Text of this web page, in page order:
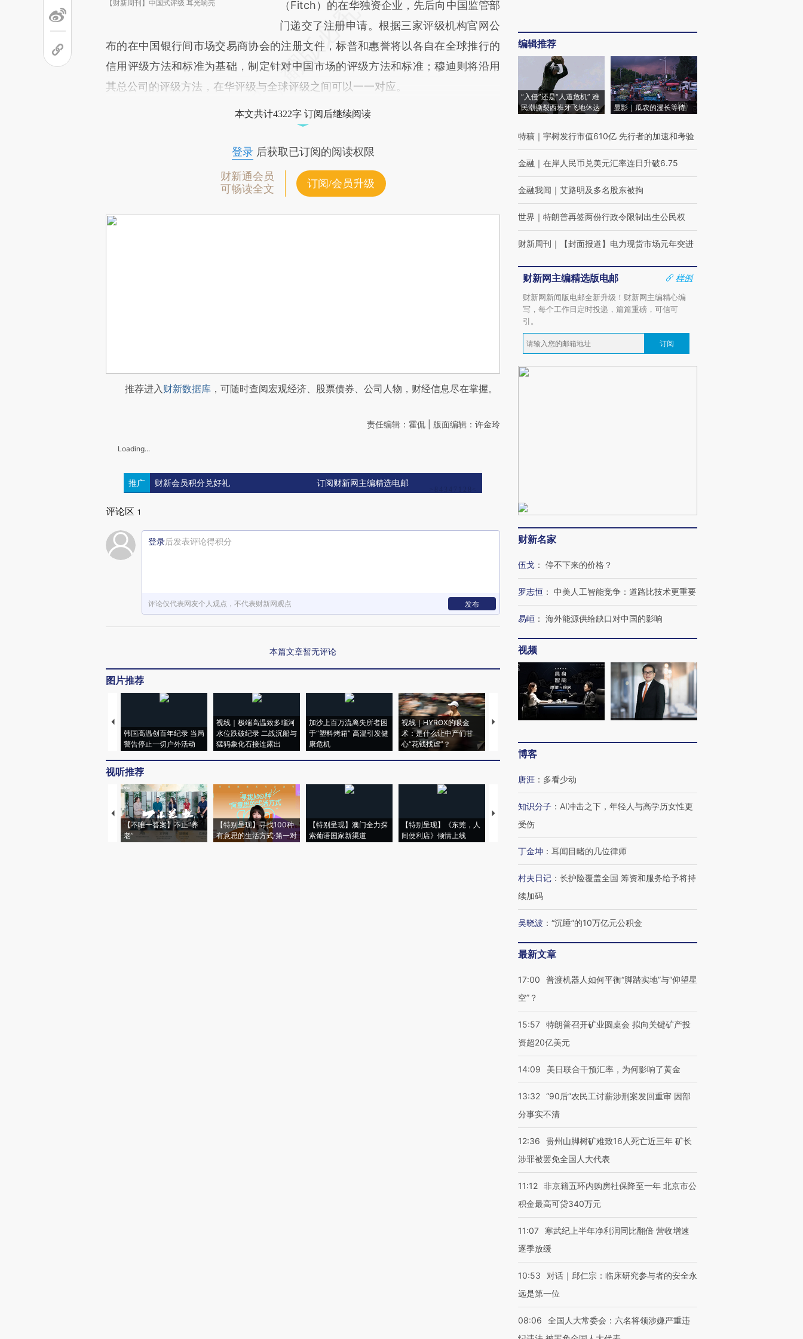
【财新周刊】中国式评级 耳光响亮
（Fitch）的在华独资企业，先后向中国监管部
门递交了注册申请。根据三家评级机构官网公
布的在中国银行间市场交易商协会的注册文件，标普和惠誉将以各自在全球推行的
信用评级方法和标准为基础，制定针对中国市场的评级方法和标准；穆迪则将沿用
其总公司的评级方法，在华评级与全球评级之间可以一一对应。
本文共计4322字 订阅后继续阅读
登录后获取已订阅的阅读权限
财新通会员
可畅读全文
订阅/会员升级
推荐进入财新数据库 ，可随时查阅宏观经济、股票债券、公司人物，财经信息尽在掌握。
责任编辑：霍侃 | 版面编辑：许金玲
Loading...
推广 财新会员积分兑好礼 订阅财新网主编精选电邮
评论区 1
登录后发表评论得积分
评论仅代表网友个人观点，不代表财新网观点 发布
本篇文章暂无评论
图片推荐
韩国高温创百年纪录 当局
警告停止一切户外活动
视线｜极端高温致多瑙河
水位跌破纪录 二战沉船与
猛犸象化石接连露出
加沙上百万流离失所者困
于“塑料烤箱” 高温引发健
康危机
视线｜HYROX的吸金
术：是什么让中产们甘
心“花钱找虐”？
马航飞行员跨国走私7万
视线｜被称为“蟑螂”的印
育部长拱下台
视线｜“入侵”还是“人道危
飞地休达
视听推荐
【不唯一答案】不止“养
老”
【特别呈现】寻找100种
有意思的生活方式·第一对
【特别呈现】澳门全力探
索葡语国家新渠道
【特别呈现】《东莞，人
间便利店》倾情上线
【推广】走进第四届链博
会，让数智科技“链”接产
有意思的生活方式·第三对
住三大增长引擎是什么？
编辑推荐
“入侵”还是“人道危机” 难
民潮撕裂西班牙飞地休达
显影｜瓜农的漫长等待
特稿 ｜ 宇树发行市值610亿 先行者的加速和考验
金融 ｜ 在岸人民币兑美元汇率连日升破6.75
金融我闻 ｜ 艾路明及多名股东被拘
世界 ｜ 特朗普再签两份行政令限制出生公民权
财新周刊 ｜ 【封面报道】电力现货市场元年突进
财新网主编精选版电邮
样例
财新网新闻版电邮全新升级！财新网主编精心编
写，每个工作日定时投递，篇篇重磅，可信可
引。
订阅
财新名家
伍戈 ： 停不下来的价格？
罗志恒 ： 中美人工智能竞争：道路比技术更重要
易峘 ： 海外能源供给缺口对中国的影响
视频
博客
唐涯 ： 多看少动
知识分子 ： AI冲击之下，年轻人与高学历女性更
受伤
丁金坤 ： 耳闻目睹的几位律师
村夫日记 ： 长护险覆盖全国 筹资和服务给予将持
续加码
吴晓波 ： “沉睡”的10万亿元公积金
最新文章
17:00
普渡机器人如何平衡“脚踏实地”与“仰望星
空”？
15:57 特朗普召开矿业圆桌会 拟向关键矿产投
资超20亿美元
14:09 美日联合干预汇率，为何影响了黄金
13:32 “90后”农民工讨薪涉刑案发回重审 因部
分事实不清
12:36
贵州山脚树矿难致16人死亡近三年 矿长
涉罪被罢免全国人大代表
11:12 非京籍五环内购房社保降至一年 北京市公
积金最高可贷340万元
11:07
寒武纪上半年净利润同比翻倍 营收增速
逐季放缓
10:53
对话｜邱仁宗：临床研究参与者的安全永
远是第一位
08:06
全国人大常委会：六名将领涉嫌严重违